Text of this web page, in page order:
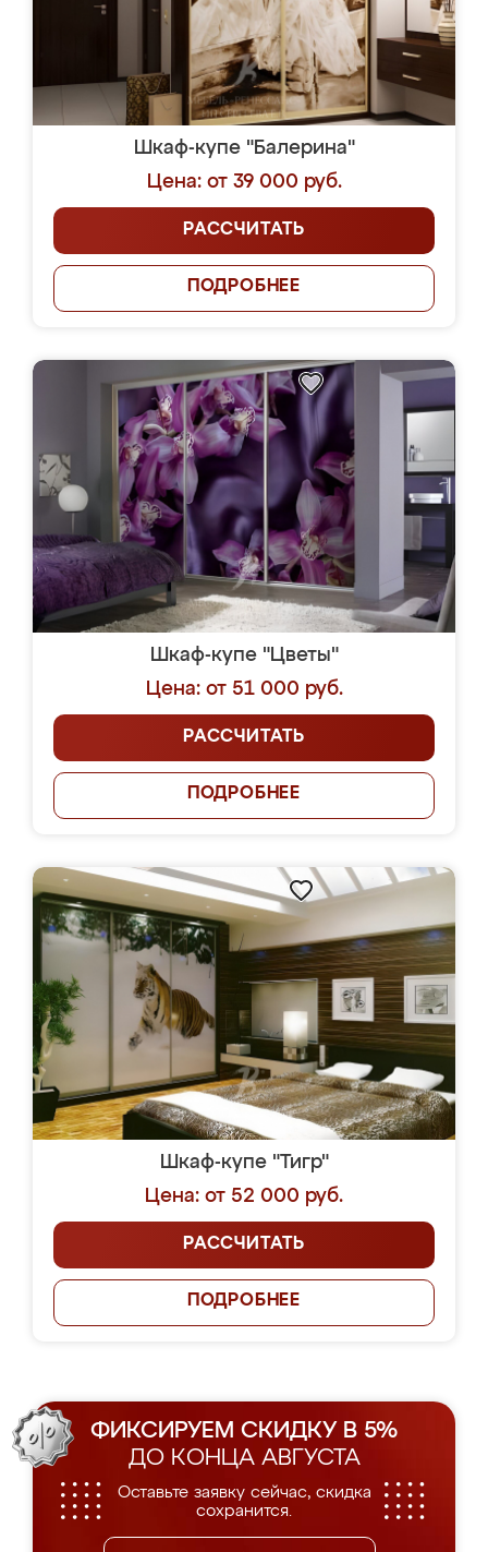
Шкаф-купе "Балерина"
Цена: от 39 000 руб.
РАССЧИТАТЬ
ПОДРОБНЕЕ
Шкаф-купе "Цветы"
Цена: от 51 000 руб.
РАССЧИТАТЬ
ПОДРОБНЕЕ
Шкаф-купе "Тигр"
Цена: от 52 000 руб.
РАССЧИТАТЬ
ПОДРОБНЕЕ
ФИКСИРУЕМ СКИДКУ В 5%
ДО КОНЦА АВГУСТА
Оставьте заявку сейчас, скидка
сохранится.